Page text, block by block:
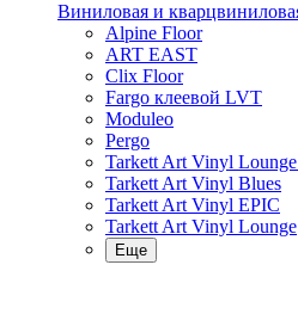
Виниловая и
Alpine Floor
ART EAST
Clix Floor
Fargo клеевой LVT
Moduleo
Pergo
Tarkett Art Vinyl
Tarkett Art Vinyl Blues
Tarkett Art Vinyl EPIC
Tarkett Art Vinyl Lounge
Еще